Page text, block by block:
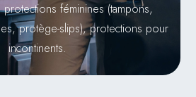
féminines (tampons,
protège-slips), protections pour
incontinents.